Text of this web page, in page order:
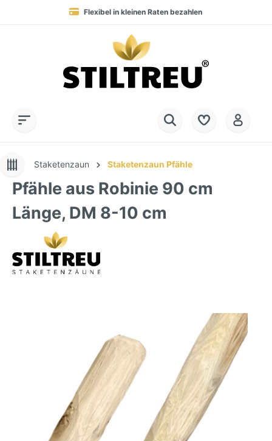
Flexibel in kleinen Raten bezahlen
Blitzversand in 1-2 Werktagen nach DE, AT & NL
+49 (0) 28 32 - 408 990 0
Dauerhaft hohe Warenverfügbarkeit
SSL-verschlüsselt online einkaufen
Staketenzaun Staketenzaun Pfähle
Pfähle aus Robinie 90 cm
Länge, DM 8-10 cm